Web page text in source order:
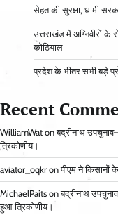
सेहत की सुरक्षा, धामी
उत्तराखंड में अग्निवीरों के
कोठियाल
प्रदेश के भीतर सभी बड़े
Recent
WilliamWat onबद्रीनाथ
त्रिकोणीय।
aviator_oqkr onपीएम ने किसानों
MichaelPaits onबद्रीनाथ
हुआ त्रिकोणीय।